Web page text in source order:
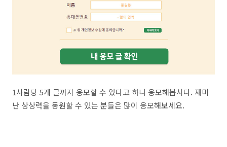
1사람당 5개 글까지 응모할 수 있다고 하니 응모해봅시다. 재미
난 상상력을 동원할 수 있는 분들은 많이 응모해보세요.